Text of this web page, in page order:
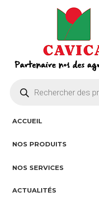
ACCUEIL
NOS PRODUITS
NOS SERVICES
ACTUALITÉS